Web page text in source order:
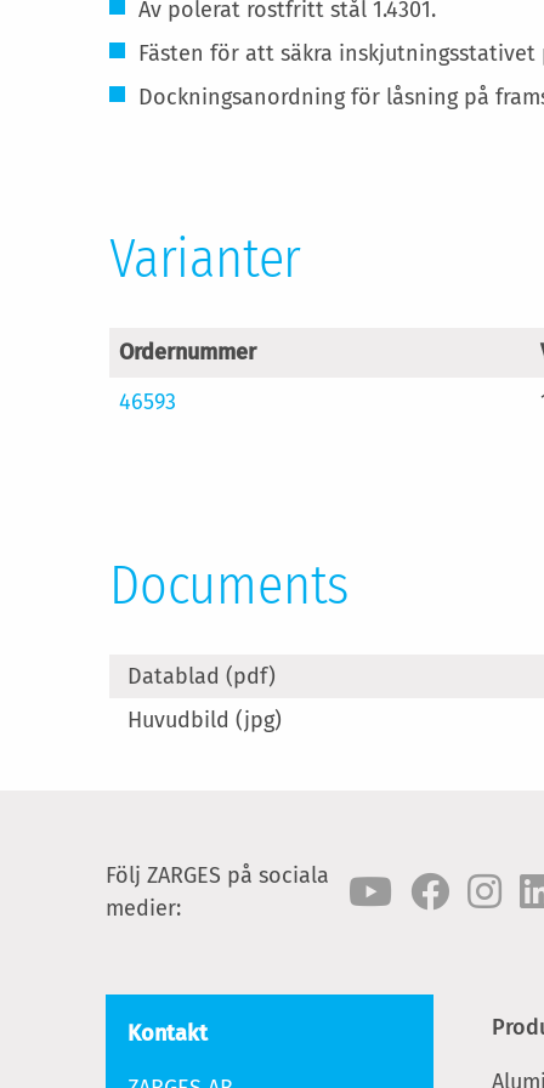
Av polerat rostfritt stål 1.4301.
Fästen för att säkra inskjutningsstativet
Dockningsanordning för låsning på
Varianter
Ordernummer
46593
Documents
Datablad (pdf)
Huvudbild (jpg)
Följ ZARGES på sociala
medier:
Kontakt